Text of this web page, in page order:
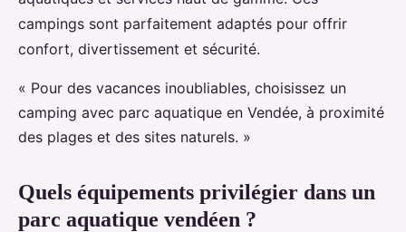
campings sont parfaitement adaptés pour offrir
confort, divertissement et sécurité.
« Pour des vacances inoubliables, choisissez un
camping avec parc aquatique en Vendée, à proximité
des plages et des sites naturels. »
Quels équipements privilégier dans un
parc aquatique vendéen ?